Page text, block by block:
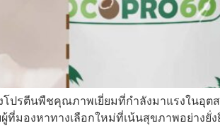
ปรตีนพืชคุณภาพเยี่ยมที่กำลังมาแรงในอุ
มองหาทางเลือกใหม่ที่เน้นสุขภาพอย่าง